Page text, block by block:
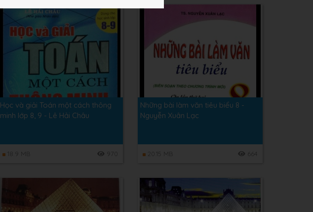
Học và giải Toán một cách thông
minh lớp 8, 9 - Lê Hải Châu
18.9 MB 970
Những bài làm văn tiêu biểu 8 -
Nguyễn Xuân Lạc
20.15 MB 664